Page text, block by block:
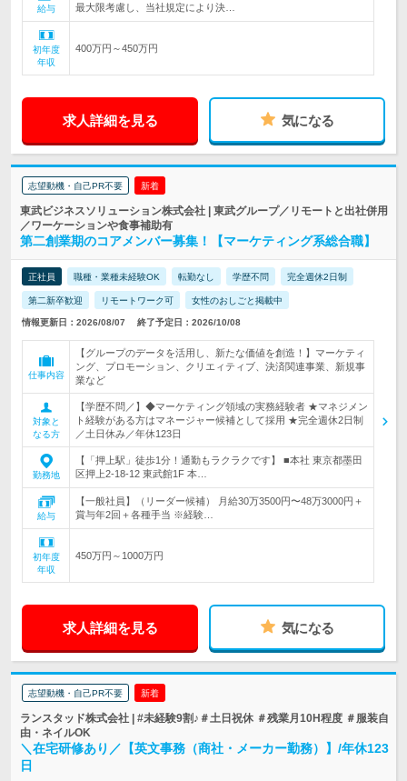
給与
最大限考慮し、当社規定により決…
初年度
年収
400万円～450万円
求人詳細を見る 気になる
志望動機・自己PR不要 新着
東武ビジネスソリューション株式会社 | 東武グループ／リモートと出社併用
／ワーケーションや食事補助有
第二創業期のコアメンバー募集！【マーケティング系総合職】
正社員 職種・業種未経験OK 転勤なし 学歴不問 完全週休2日制
第二新卒歓迎 リモートワーク可 女性のおしごと掲載中
情報更新日：2026/08/07 終了予定日：2026/10/08
仕事内容
【グループのデータを活用し、新たな価値を創造！】マーケティ
ング、プロモーション、クリエィティブ、決済関連事業、新規事
業など
対象と
なる方
【学歴不問／】◆マーケティング領域の実務経験者 ★マネジメン
ト経験がある方はマネージャー候補として採用 ★完全週休2日制
／土日休み／年休123日
勤務地
【「押上駅」徒歩1分！通勤もラクラクです】 ■本社 東京都墨田
区押上2-18-12 東武館1F 本…
給与
【一般社員】（リーダー候補） 月給30万3500円〜48万3000円＋
賞与年2回＋各種手当 ※経験…
初年度
年収
450万円～1000万円
求人詳細を見る 気になる
志望動機・自己PR不要 新着
ランスタッド株式会社 | #未経験9割♪＃土日祝休 ＃残業月10H程度 ＃服装自
由・ネイルOK
＼在宅研修あり／【英文事務（商社・メーカー勤務）】/年休123
日